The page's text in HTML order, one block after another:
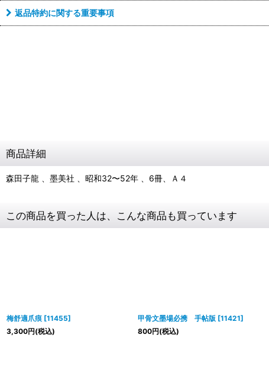
返品特約に関する重要事項
商品詳細
森田子龍 、墨美社 、昭和32〜52年 、6冊、Ａ４
この商品を買った人は、こんな商品も買っています
梅舒適爪痕 [11455]
3,300円(税込)
甲骨文墨場必携 手帖版 [11421]
800円(税込)